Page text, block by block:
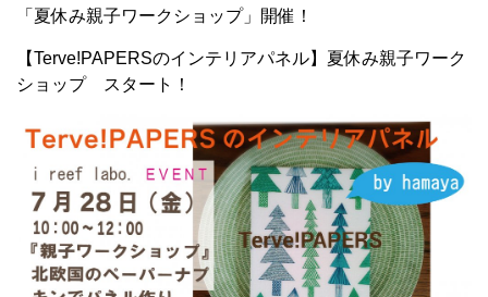
「夏休み親子ワークショップ」開催！
【Terve!PAPERSのインテリアパネル】夏休み親子ワーク
ショップ スタート！